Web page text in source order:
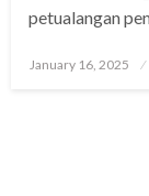
petualangan
Posted
January 16, 2025